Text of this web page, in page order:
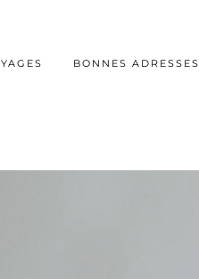
BONNES ADRESSES